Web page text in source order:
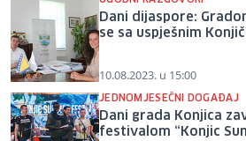
Dani dijaspore:
se sa uspješnim
10.08.2023. u 15:00
JEDNOMJESEČNI DOGAĐAJ
Dani grada Konjica
festivalom “Konjic